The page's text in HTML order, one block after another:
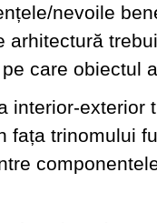
nevoile
arhitectură
care obiectul
interior-exterior
fața trinomului